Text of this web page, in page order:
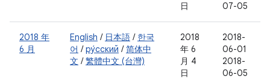
日
07-05
2018 年
6 月
English / 日本語 / 한국
어 /ру́сский /简体中
文 /繁體中文 (台灣)
2018
年 6
月 4
日
2018-
06-01
2018-
06-05